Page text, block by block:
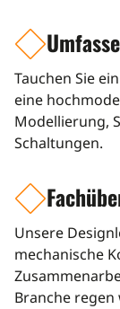
Tauchen Sie
eine
Modellierung,
Schaltungen.
Unsere
mechanische
Branche regen